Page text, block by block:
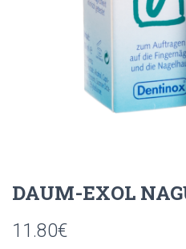
DAUM-EXOL
11.80€